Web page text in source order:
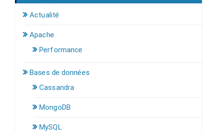
Actualité
Apache
Performance
Bases de données
Cassandra
MongoDB
MySQL